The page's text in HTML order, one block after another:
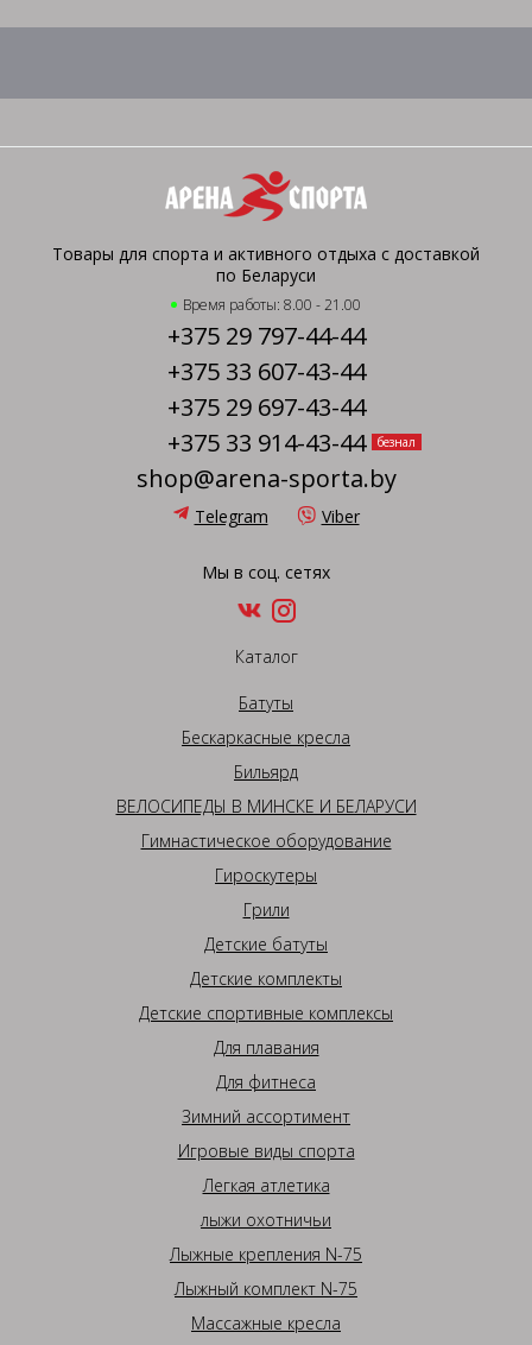
Товары для спорта и активного отдыха с доставкой
по Беларуси
Время работы: 8.00 - 21.00
+375 29 797-44-44
+375 33 607-43-44
+375 29 697-43-44
+375 33 914-43-44
безнал
shop@arena-sporta.by
Telegram Viber
Мы в соц. сетях
Каталог
Батуты
Бескаркасные кресла
Бильярд
ВЕЛОСИПЕДЫ В МИНСКЕ И БЕЛАРУСИ
Гимнастическое оборудование
Гироскутеры
Грили
Детские батуты
Детские комплекты
Детские спортивные комплексы
Для плавания
Для фитнеса
Зимний ассортимент
Игровые виды спорта
Легкая атлетика
лыжи охотничьи
Лыжные крепления N-75
Лыжный комплект N-75
Массажные кресла